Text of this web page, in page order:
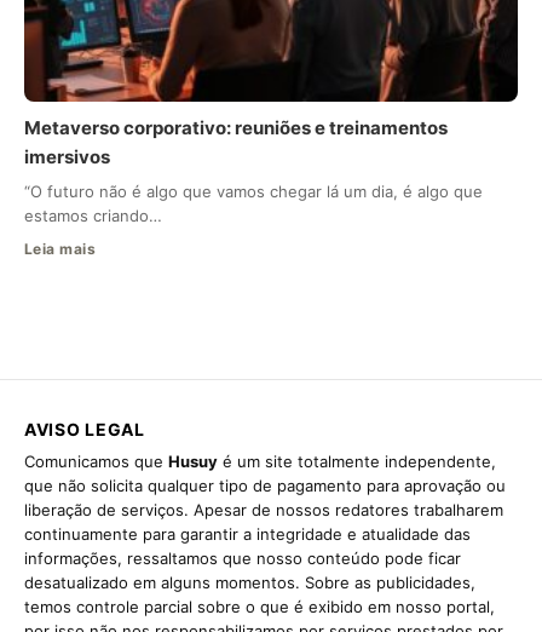
Metaverso corporativo: reuniões e treinamentos
imersivos
“O futuro não é algo que vamos chegar lá um dia, é algo que
estamos criando…
Leia mais
AVISO LEGAL
Comunicamos que Husuy é um site totalmente independente,
que não solicita qualquer tipo de pagamento para aprovação ou
liberação de serviços. Apesar de nossos redatores trabalharem
continuamente para garantir a integridade e atualidade das
informações, ressaltamos que nosso conteúdo pode ficar
desatualizado em alguns momentos. Sobre as publicidades,
temos controle parcial sobre o que é exibido em nosso portal,